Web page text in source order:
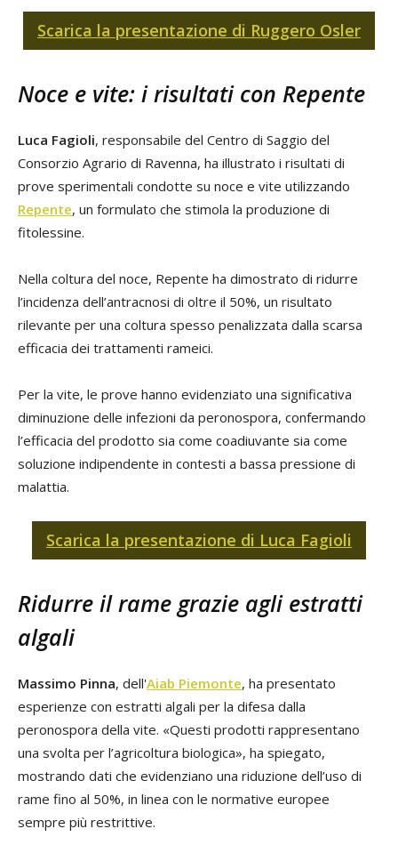
Scarica la presentazione di Ruggero Osler
Noce e vite: i risultati con Repente
Luca Fagioli, responsabile del Centro di Saggio del
Consorzio Agrario di Ravenna, ha illustrato i risultati di
prove sperimentali condotte su noce e vite utilizzando
Repente, un formulato che stimola la produzione di
fitolessine.
Nella coltura del noce, Repente ha dimostrato di ridurre
l’incidenza dell’antracnosi di oltre il 50%, un risultato
rilevante per una coltura spesso penalizzata dalla scarsa
efficacia dei trattamenti rameici.
Per la vite, le prove hanno evidenziato una significativa
diminuzione delle infezioni da peronospora, confermando
l’efficacia del prodotto sia come coadiuvante sia come
soluzione indipendente in contesti a bassa pressione di
malattia.
Scarica la presentazione di Luca Fagioli
Ridurre il rame grazie agli estratti
algali
Massimo Pinna, dell'Aiab Piemonte, ha presentato
esperienze con estratti algali per la difesa dalla
peronospora della vite. «Questi prodotti rappresentano
una svolta per l’agricoltura biologica», ha spiegato,
mostrando dati che evidenziano una riduzione dell’uso di
rame fino al 50%, in linea con le normative europee
sempre più restrittive.